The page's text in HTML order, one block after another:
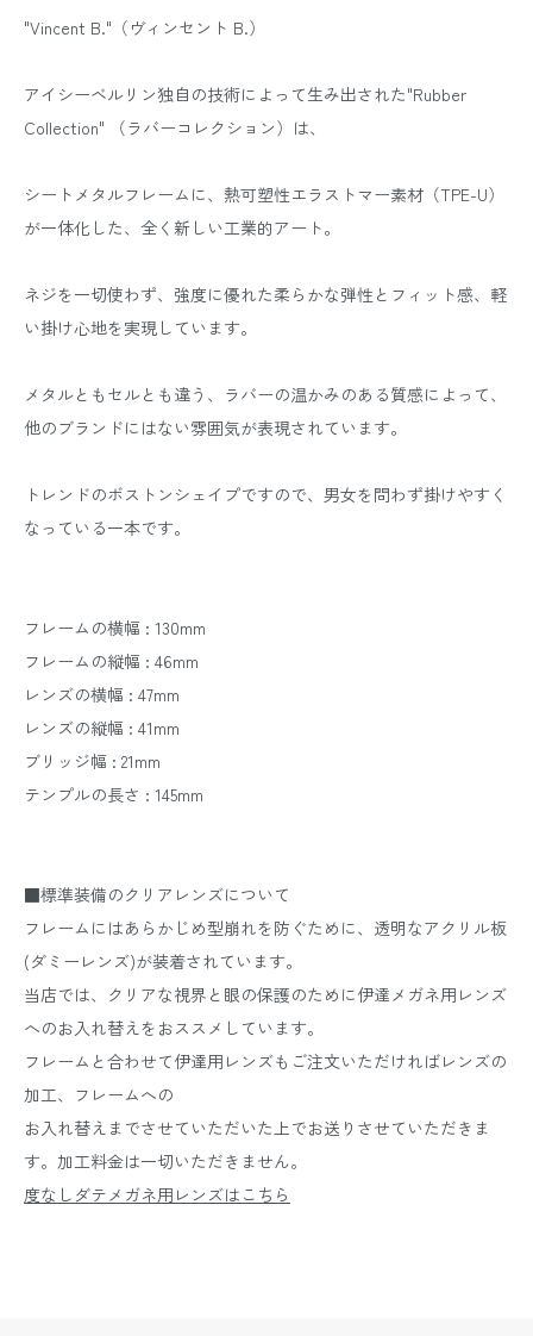
"Vincent B."（ヴィンセント B.）
アイシーベルリン独自の技術によって生み出された"Rubber
Collection" （ラバーコレクション）は、
シートメタルフレームに、熱可塑性エラストマー素材（TPE-U）
が一体化した、全く新しい工業的アート。
ネジを一切使わず、強度に優れた柔らかな弾性とフィット感、軽
い掛け心地を実現しています。
メタルともセルとも違う、ラバーの温かみのある質感によって、
他のブランドにはない雰囲気が表現されています。
トレンドのボストンシェイプですので、男女を問わず掛けやすく
なっている一本です。
フレームの横幅 : 130mm
フレームの縦幅 : 46mm
レンズの横幅 : 47mm
レンズの縦幅 : 41mm
ブリッジ幅 : 21mm
テンプルの長さ : 145mm
■標準装備のクリアレンズについて
フレームにはあらかじめ型崩れを防ぐために、透明なアクリル板
(ダミーレンズ)が装着されています。
当店では、クリアな視界と眼の保護のために伊達メガネ用レンズ
へのお入れ替えをおススメしています。
フレームと合わせて伊達用レンズもご注文いただければレンズの
加工、フレームへの
お入れ替えまでさせていただいた上でお送りさせていただきま
す。加工料金は一切いただきません。
度なしダテメガネ用レンズはこちら